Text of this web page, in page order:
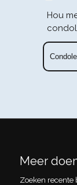
Hou
Meer
Zoeken recente